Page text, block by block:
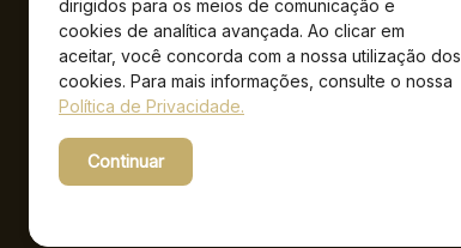
dirigidos para os meios de comunicação e
cookies de analítica avançada. Ao clicar em
aceitar, você concorda com a nossa utilização dos
cookies. Para mais informações, consulte o nossa
Política de Privacidade.
Continuar